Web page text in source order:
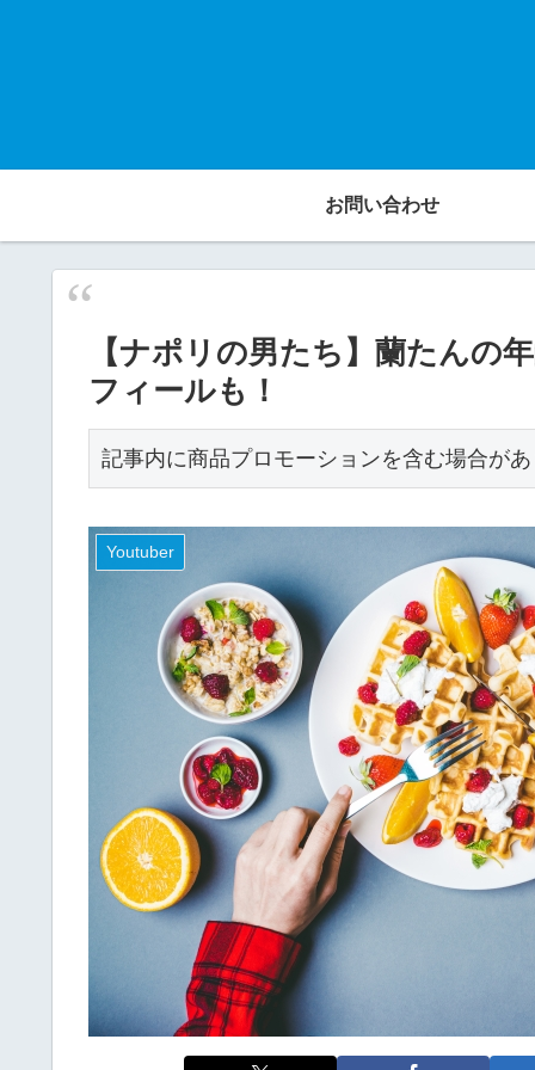
お問い合わせ
【ナポリの男たち】蘭たんの
フィールも！
記事内に商品プロモーションを含む場合が
Youtuber